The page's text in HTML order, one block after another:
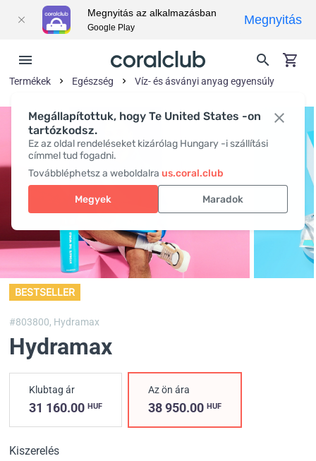
Megállapítottuk, hogy Te United States -on
tartózkodsz.
Ez az oldal rendeléseket kizárólag Hungary -i szállítási
címmel tud fogadni.
Továbbléphetsz a weboldalra us.coral.club
Megyek Maradok
Termékek Egészség Víz- és ásványi anyag egyensúly
BESTSELLER
#803800, Hydramax
Hydramax
Klubtag ár
31 160.00 HUF
Az ön ára
38 950.00HUF
Kiszerelés
Megnyitás az alkalmazásban
Google Play
Megnyitás